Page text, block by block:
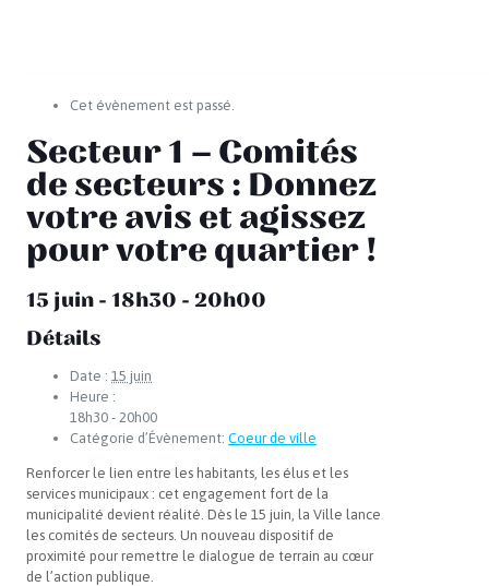
Cet évènement est passé.
Secteur 1 – Comités
de secteurs : Donnez
votre avis et agissez
pour votre quartier !
15 juin - 18h30 - 20h00
Détails
Date : 15 juin
Heure :
18h30 - 20h00
Catégorie d’Évènement: Coeur de ville
Renforcer le lien entre les habitants, les élus et les
services municipaux : cet engagement fort de la
municipalité devient réalité. Dès le 15 juin, la Ville lance
les comités de secteurs. Un nouveau dispositif de
proximité pour remettre le dialogue de terrain au cœur
de l’action publique.